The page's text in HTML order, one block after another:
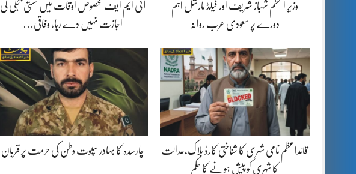
وزیر اعظم شہباز شریف اور فیلڈ مارشل اہم
دورے پر سعودی عرب روانہ
آئی ایم ایف مخصوص اوقات میں سستی بجلی کی
اجازت نہیں دے رہا، وفاقی…
قائداعظم نامی شہری کا شناختی کارڈ بلاک،عدالت
کا شہری کو پیش ہونے کا حکم
چارسدہ کا بہادر سپوت وطن کی حرمت پر قربان